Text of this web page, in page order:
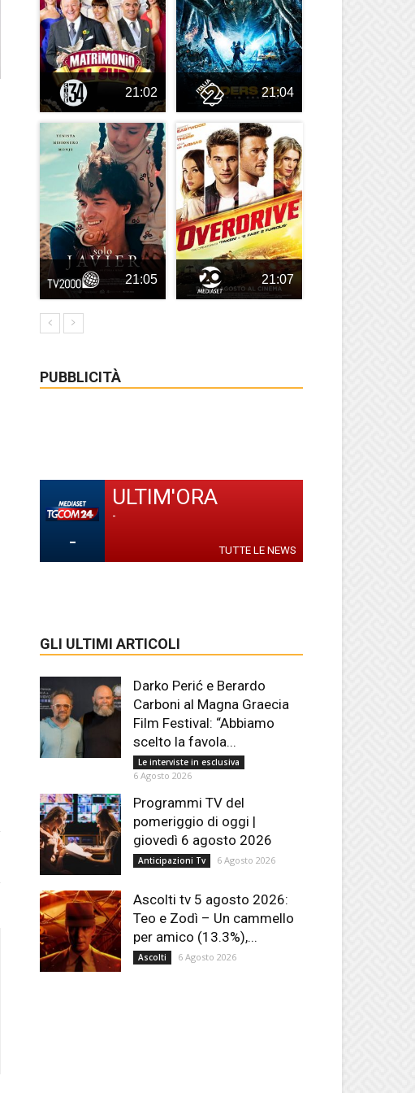
21:02 21:04
21:05 21:07
PUBBLICITÀ
-
ULTIM'ORA
-
TUTTE LE NEWS
GLI ULTIMI ARTICOLI
Darko Perić e Berardo
Carboni al Magna Graecia
Film Festival: “Abbiamo
scelto la favola...
Le interviste in esclusiva
6 Agosto 2026
Programmi TV del
pomeriggio di oggi |
giovedì 6 agosto 2026
Anticipazioni Tv 6 Agosto 2026
Ascolti tv 5 agosto 2026:
Teo e Zodì – Un cammello
per amico (13.3%),...
Ascolti 6 Agosto 2026